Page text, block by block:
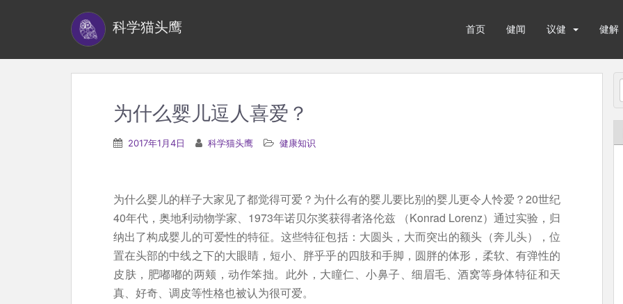
科学猫头鹰 首页 健闻 议健 健解
为什么婴儿逗人喜爱？
2017年1月4日 科学猫头鹰 健康知识
为什么婴儿的样子大家见了都觉得可爱？为什么有的婴儿要比别的婴儿更令人怜爱？20世纪
40年代，奥地利动物学家、1973年诺贝尔奖获得者洛伦兹 （Konrad Lorenz）通过实验，归
纳出了构成婴儿的可爱性的特征。这些特征包括：大圆头，大而突出的额头（奔儿头），位
置在头部的中线之下的大眼睛，短小、胖乎乎的四肢和手脚，圆胖的体形，柔软、有弹性的
皮肤，肥嘟嘟的两颊，动作笨拙。此外，大瞳仁、小鼻子、细眉毛、酒窝等身体特征和天
真、好奇、调皮等性格也被认为很可爱。